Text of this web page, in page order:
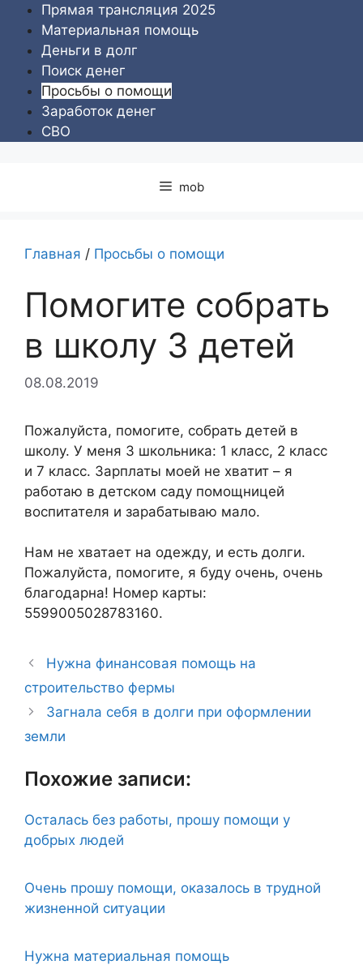
Перейти
содержимому
Прямая трансляция 2025
Материальная помощь
Деньги в долг
Поиск денег
Просьбы о помощи
Заработок денег
СВО
mob
Главная / Просьбы о помощи
Помогите собрать
в школу 3 детей
08.08.2019
Пожалуйста, помогите, собрать детей в
школу. У меня 3 школьника: 1 класс, 2 класс
и 7 класс. Зарплаты моей не хватит – я
работаю в детском саду помощницей
воспитателя и зарабатываю мало.
Нам не хватает на одежду, и есть долги.
Пожалуйста, помогите, я буду очень, очень
благодарна! Номер карты:
5599005028783160.
Нужна финансовая помощь на
строительство фермы
Загнала себя в долги при оформлении
земли
Похожие записи:
Осталась без работы, прошу помощи у
добрых людей
Очень прошу помощи, оказалось в трудной
жизненной ситуации
Нужна материальная помощь